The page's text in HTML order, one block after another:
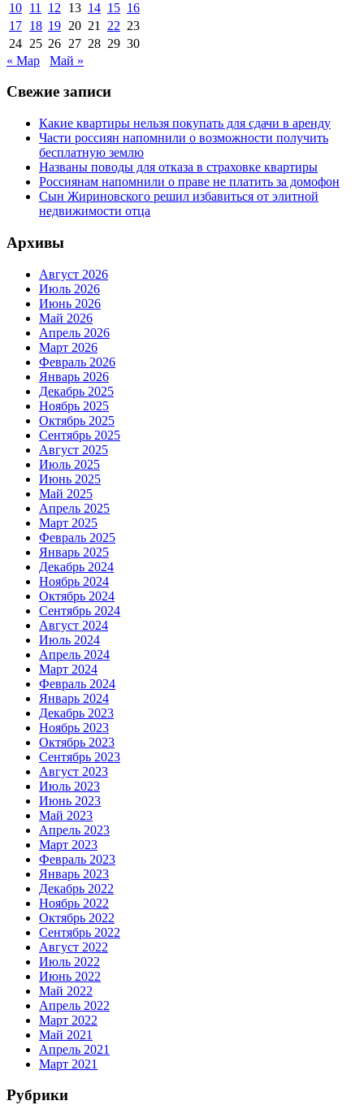
10 11 12 13 14 15 16
17 18 19 20 21 22 23
24 25 26 27 28 29 30
« Мар
Май »
Свежие записи
Какие квартиры нельзя покупать для сдачи в аренду
Части россиян напомнили о возможности получить
бесплатную землю
Названы поводы для отказа в страховке квартиры
Россиянам напомнили о праве не платить за домофон
Сын Жириновского решил избавиться от элитной
недвижимости отца
Архивы
Август 2026
Июль 2026
Июнь 2026
Май 2026
Апрель 2026
Март 2026
Февраль 2026
Январь 2026
Декабрь 2025
Ноябрь 2025
Октябрь 2025
Сентябрь 2025
Август 2025
Июль 2025
Июнь 2025
Май 2025
Апрель 2025
Март 2025
Февраль 2025
Январь 2025
Декабрь 2024
Ноябрь 2024
Октябрь 2024
Сентябрь 2024
Август 2024
Июль 2024
Апрель 2024
Март 2024
Февраль 2024
Январь 2024
Декабрь 2023
Ноябрь 2023
Октябрь 2023
Сентябрь 2023
Август 2023
Июль 2023
Июнь 2023
Май 2023
Апрель 2023
Март 2023
Февраль 2023
Январь 2023
Декабрь 2022
Ноябрь 2022
Октябрь 2022
Сентябрь 2022
Август 2022
Июль 2022
Июнь 2022
Май 2022
Апрель 2022
Март 2022
Май 2021
Апрель 2021
Март 2021
Рубрики